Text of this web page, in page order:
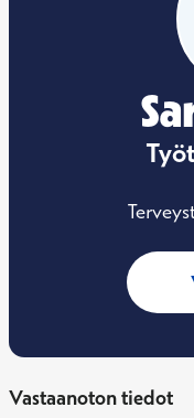
Vastaanoton tiedot